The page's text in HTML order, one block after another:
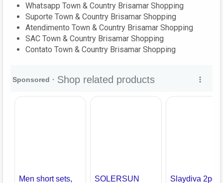
Whatsapp Town & Country Brisamar Shopping
Suporte Town & Country Brisamar Shopping
Atendimento Town & Country Brisamar Shopping
SAC Town & Country Brisamar Shopping
Contato Town & Country Brisamar Shopping